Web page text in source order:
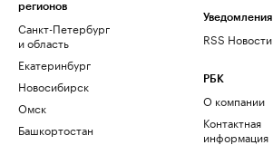
регионов
Санкт-Петербург
и область
Екатеринбург
Новосибирск
Омск
Башкортостан
Уведомления
RSS Новости
РБК
О компании
Контактная
информация